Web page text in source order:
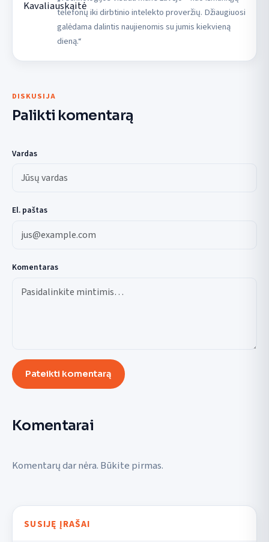
telefonų iki dirbtinio intelekto proveržių. Džiaugiuosi
galėdama dalintis naujienomis su jumis kiekvieną
dieną.“
DISKUSIJA
Palikti komentarą
Vardas
El. paštas
Komentaras
Pateikti komentarą
Komentarai
Komentarų dar nėra. Būkite pirmas.
SUSIJĘ ĮRAŠAI